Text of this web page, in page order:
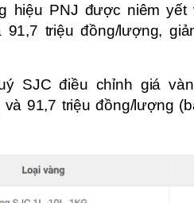
hiệu PNJ được niêm
triệu đồng/lượng,
SJC điều chỉnh giá
91,7 triệu đồng/lượng